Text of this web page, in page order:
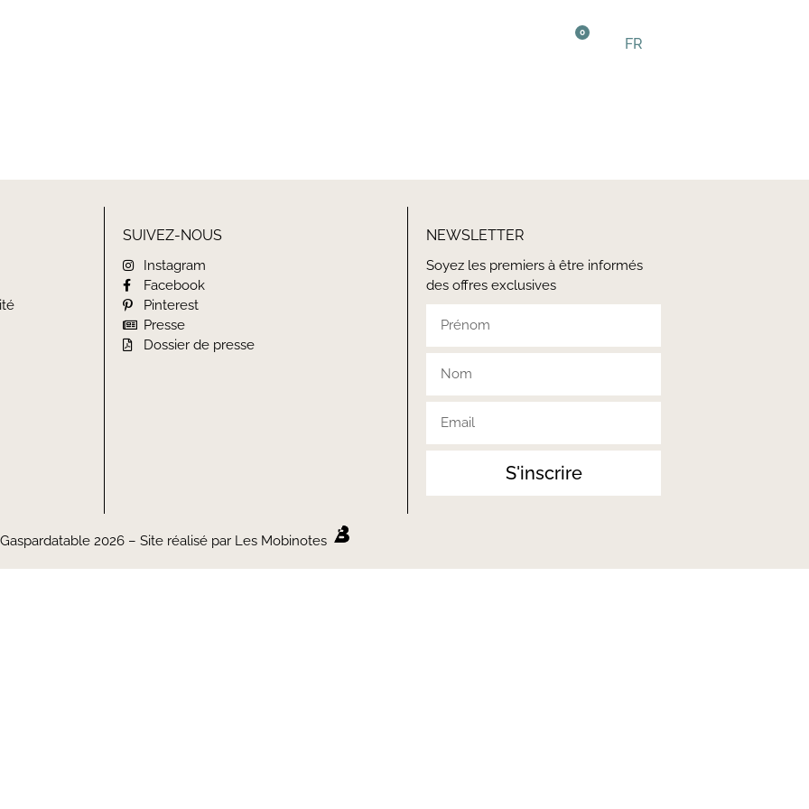
0
FR
SUIVEZ-NOUS
Instagram
Facebook
Pinterest
Presse
Dossier de presse
NEWSLETTER
Soyez les premiers à être informés
des offres exclusives
S'inscrire
2026 – Site réalisé par Les Mobinotes